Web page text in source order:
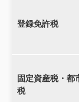
登録免許税
固定資産税・都
税